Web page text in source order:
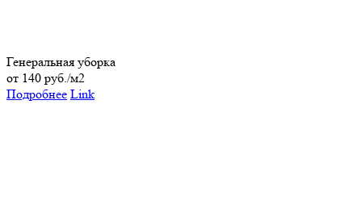
Генеральная уборка
от 140 руб./м2
Подробнее Link